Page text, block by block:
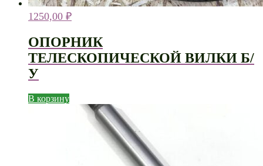
1250,00 ₽
ОПОРНИК
ТЕЛЕСКОПИЧЕСКОЙ ВИЛКИ Б/
У
В корзину